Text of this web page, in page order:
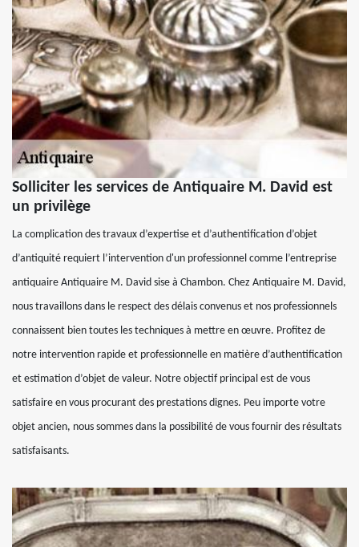
Solliciter les services de Antiquaire M. David est
un privilège
La complication des travaux d’expertise et d’authentification d’objet
d’antiquité requiert l’intervention d'un professionnel comme l’entreprise
antiquaire Antiquaire M. David sise à Chambon. Chez Antiquaire M. David,
nous travaillons dans le respect des délais convenus et nos professionnels
connaissent bien toutes les techniques à mettre en œuvre. Profitez de
notre intervention rapide et professionnelle en matière d’authentification
et estimation d’objet de valeur. Notre objectif principal est de vous
satisfaire en vous procurant des prestations dignes. Peu importe votre
objet ancien, nous sommes dans la possibilité de vous fournir des résultats
satisfaisants.